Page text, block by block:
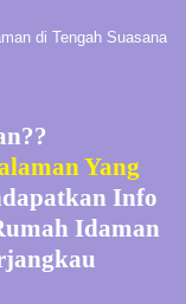
di Tengah Suasana
Yang
Info
Idaman